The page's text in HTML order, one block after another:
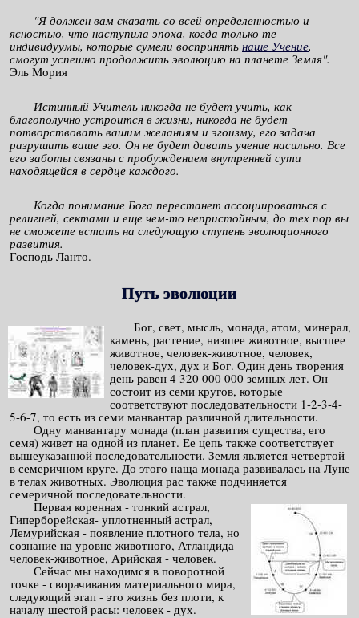
"Я должен вам сказать со всей определенностью и
ясностью, что наступила эпоха, когда только те
индивидуумы, которые сумели воспринять наше Учение,
смогут успешно продолжить эволюцию на планете Земля".
Эль Мория
Истинный Учитель никогда не будет учить, как
благополучно устроится в жизни, никогда не будет
потворствовать вашим желаниям и эгоизму, его задача
разрушить ваше эго. Он не будет давать учение насильно. Все
его заботы связаны с пробуждением внутренней сути
находящейся в сердце каждого.
Когда понимание Бога перестанет ассоциироваться с
религией, сектами и еще чем-то непристойным, до тех пор вы
не сможете встать на следующую ступень эволюционного
развития.
Господь Ланто.
Путь эволюции
Бог, свет, мысль, монада, атом, минерал,
камень, растение, низшее животное, высшее
животное, человек-животное, человек,
человек-дух, дух и Бог. Один день творения
день равен 4 320 000 000 земных лет. Он
состоит из семи кругов, которые
соответствуют последовательности 1-2-3-4-
5-6-7, то есть из семи манвантар различной длительности.
Одну манвантару монада (план развития существа, его
семя) живет на одной из планет. Ее цепь также соответствует
вышеуказанной последовательности. Земля является четвертой
в семеричном круге. До этого наща монада развивалась на Луне
в телах животных. Эволюция рас также подчиняется
семеричной последовательности.
Первая коренная - тонкий астрал,
Гиперборейская- уплотненный астрал,
Лемурийская - появление плотного тела, но
сознание на уровне животного, Атландида -
человек-животное, Арийская - человек.
Сейчас мы находимся в поворотной
точке - сворачивания материального мира,
следующий этап - это жизнь без плоти, к
началу шестой расы: человек - дух.